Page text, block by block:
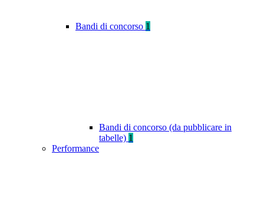
Bandi di concorso 1
Bandi di concorso (da pubblicare in
tabelle) 1
Performance